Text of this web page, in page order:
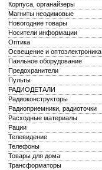
Корпуса, органайзеры
Магниты неодимовые
Новогодние товары
Носители информации
Оптика
Освещение и оптоэлектроника
Паяльное оборудование
Предохранители
Пульты
РАДИОДЕТАЛИ
Радиоконструкторы
Радиоприемники, радиоточки
Расходные материалы
Рации
Телевидение
Телефоны
Товары для дома
Трансформаторы